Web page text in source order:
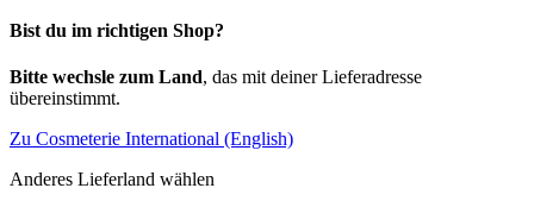
Bist du im richtigen Shop?
Bitte wechsle zum Land, das mit deiner Lieferadresse
übereinstimmt.
Zu Cosmeterie International (English)
Anderes Lieferland wählen